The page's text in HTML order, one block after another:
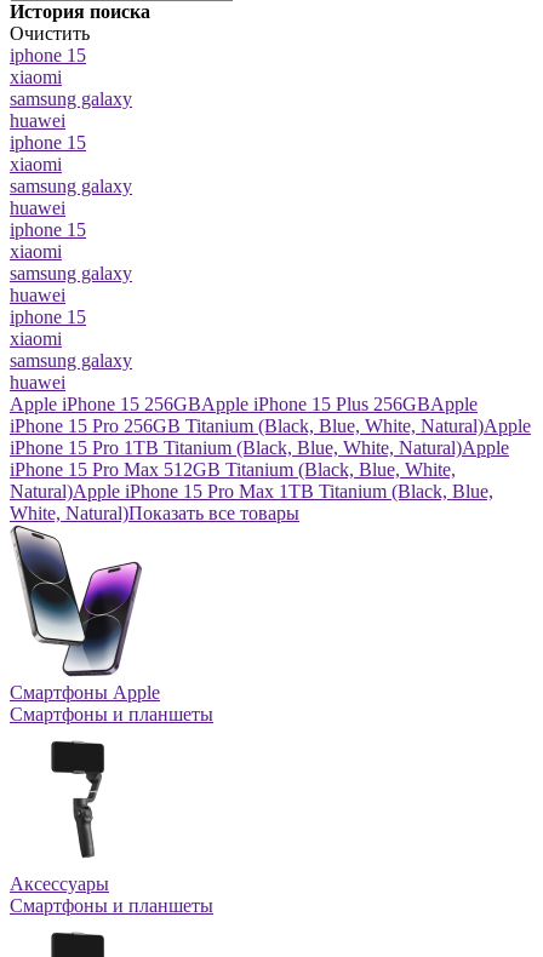
История поиска
Очистить
iphone 15
xiaomi
samsung galaxy
huawei
iphone 15
xiaomi
samsung galaxy
huawei
iphone 15
xiaomi
samsung galaxy
huawei
iphone 15
xiaomi
samsung galaxy
huawei
Apple iPhone 15 256GBApple iPhone 15 Plus 256GBApple
iPhone 15 Pro 256GB Titanium (Black, Blue, White, Natural)Apple
iPhone 15 Pro 1TB Titanium (Black, Blue, White, Natural)Apple
iPhone 15 Pro Max 512GB Titanium (Black, Blue, White,
Natural)Apple iPhone 15 Pro Max 1TB Titanium (Black, Blue,
White, Natural)Показать все товары
Смартфоны Apple
Смартфоны и планшеты
Аксессуары
Смартфоны и планшеты